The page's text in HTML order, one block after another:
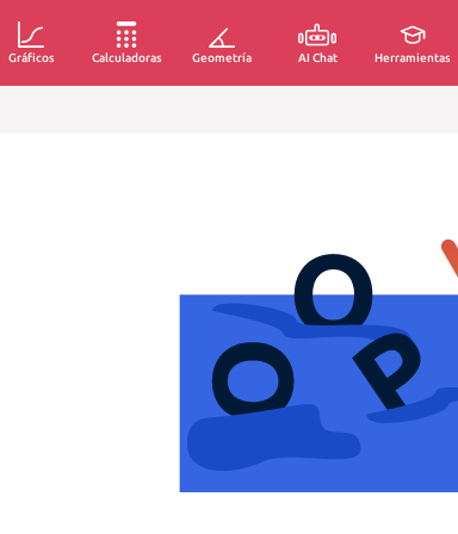
Gráficos Calculadoras Geometría AI Chat Herramientas